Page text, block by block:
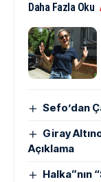
Daha Fazla Oku
Sefo’dan
Giray
Açıklama
Halka”nın